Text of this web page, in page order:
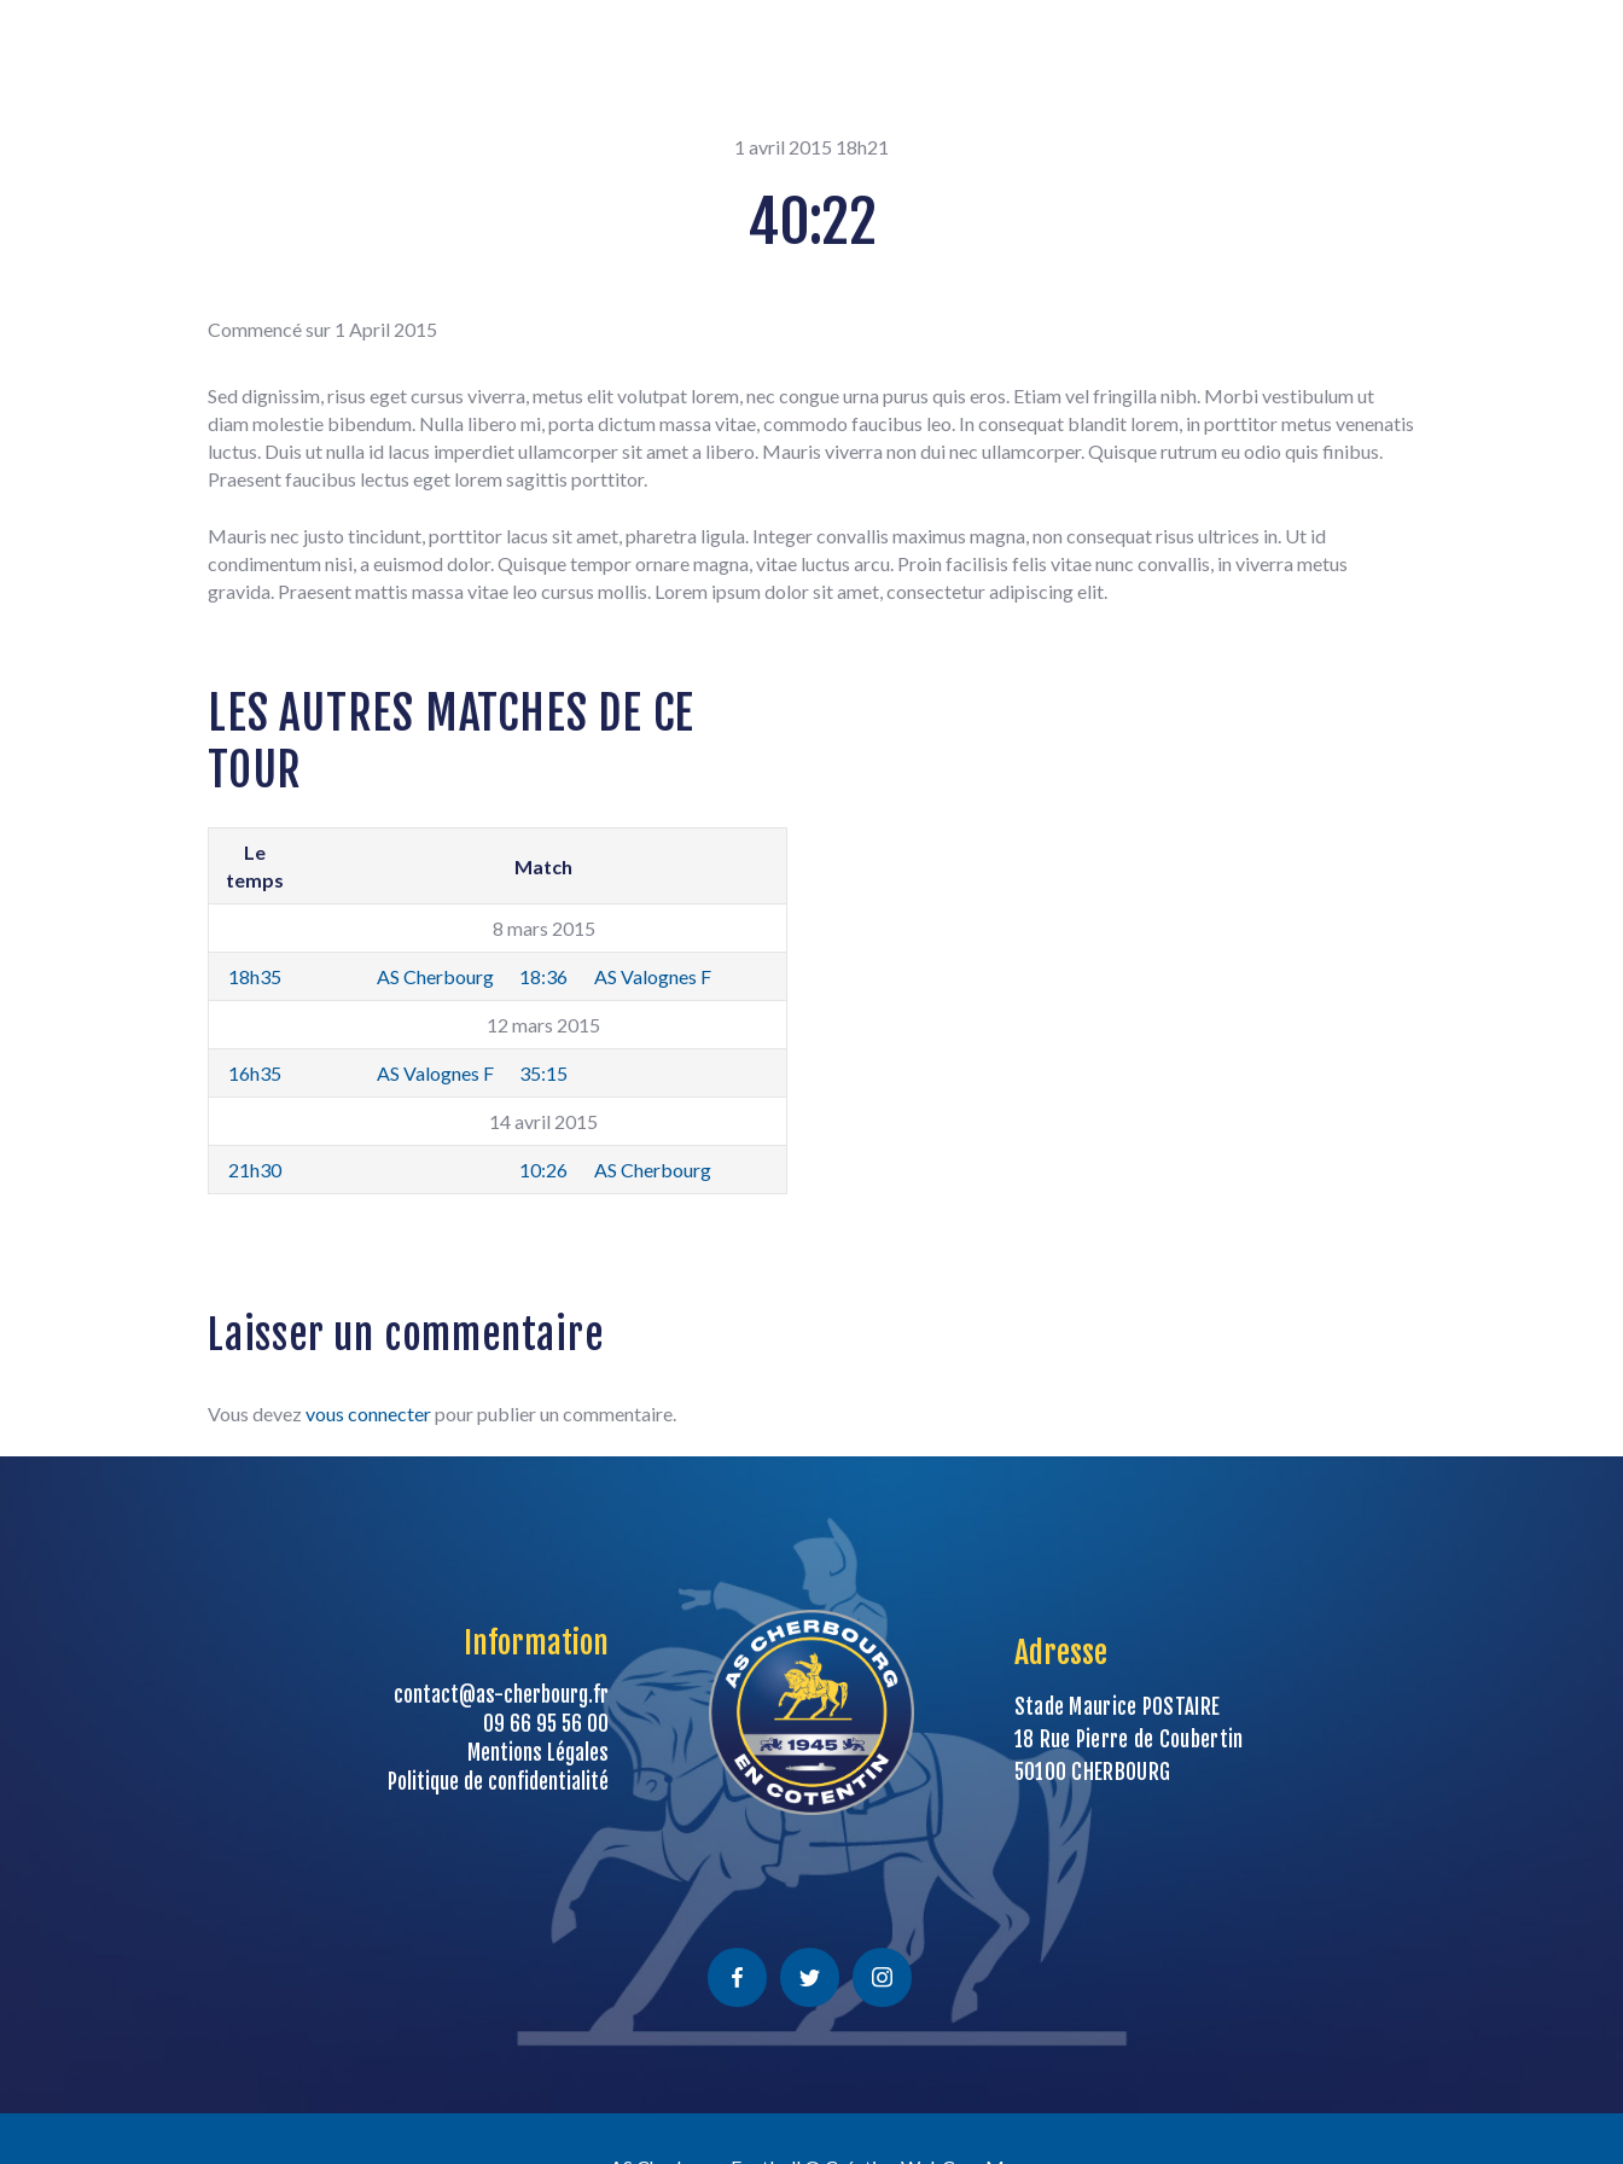
1 avril 2015 18h21
40:22
Commencé sur 1 April 2015
Sed dignissim, risus eget cursus viverra, metus elit volutpat lorem, nec congue urna purus quis eros. Etiam vel fringilla nibh. Morbi vestibulum ut
diam molestie bibendum. Nulla libero mi, porta dictum massa vitae, commodo faucibus leo. In consequat blandit lorem, in porttitor metus venenatis
luctus. Duis ut nulla id lacus imperdiet ullamcorper sit amet a libero. Mauris viverra non dui nec ullamcorper. Quisque rutrum eu odio quis finibus.
Praesent faucibus lectus eget lorem sagittis porttitor.
Mauris nec justo tincidunt, porttitor lacus sit amet, pharetra ligula. Integer convallis maximus magna, non consequat risus ultrices in. Ut id
condimentum nisi, a euismod dolor. Quisque tempor ornare magna, vitae luctus arcu. Proin facilisis felis vitae nunc convallis, in viverra metus
gravida. Praesent mattis massa vitae leo cursus mollis. Lorem ipsum dolor sit amet, consectetur adipiscing elit.
LES AUTRES MATCHES DE CE
TOUR
Le
temps
Match
8 mars 2015
18h35 AS Cherbourg 18:36 AS Valognes F
12 mars 2015
16h35 AS Valognes F 35:15
14 avril 2015
21h30 10:26 AS Cherbourg
Laisser un commentaire
Vous devez vous connecterpour publier un commentaire.
Information
contact@as-cherbourg.fr
09 66 95 56 00
Mentions Légales
Politique de confidentialité
Adresse
Stade Maurice POSTAIRE
18 Rue Pierre de Coubertin
50100 CHERBOURG